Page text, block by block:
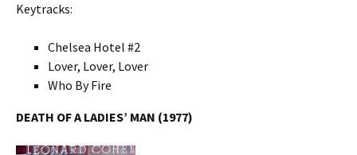
Keytracks:
Chelsea Hotel #2
Lover, Lover, Lover
Who By Fire
DEATH OF A LADIES’ MAN (1977)